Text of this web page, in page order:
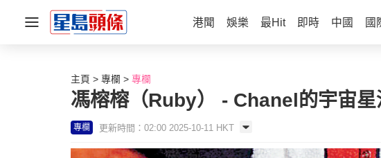
港聞 娛樂 最Hit 即時 中國 國
主頁 專欄 專欄
馮榕榕（Ruby） - Chanel的宇宙
專欄 更新時間：02:00 2025-10-11 HKT